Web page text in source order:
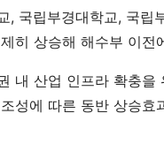
, 국립부경대학교, 국
히 상승해 해수부 이
내 산업 인프라 확충
성에 따른 동반 상승